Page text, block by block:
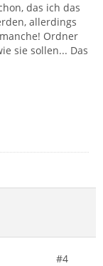
das ich das
allerdings
Ordner
sie sollen... Das
#4